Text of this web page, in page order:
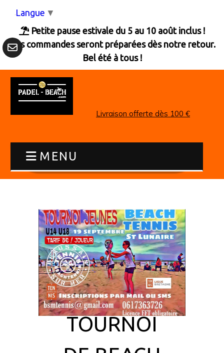
 Petite pause estivale du 5 au 10 août inclus !
Les commandes seront préparées dès notre retour.
Bel été à tous !
Livraison offerte dès 100 €
MENU
TOURNOI
Langue ▼